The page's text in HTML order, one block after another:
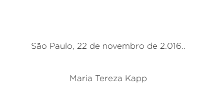
São Paulo, 22 de novembro de 2.016..
Maria Tereza Kapp